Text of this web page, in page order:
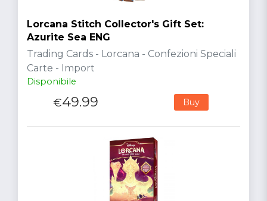
Lorcana Stitch Collector's Gift Set:
Azurite Sea ENG
Trading Cards - Lorcana - Confezioni Speciali
Carte - Import
Disponibile
€49.99 Buy